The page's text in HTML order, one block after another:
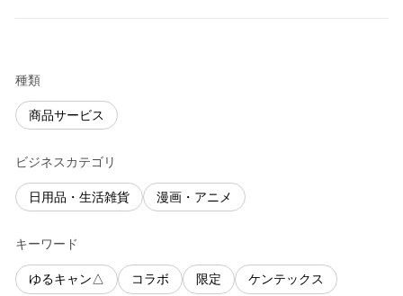
種類
商品サービス
ビジネスカテゴリ
日用品・生活雑貨 漫画・アニメ
キーワード
ゆるキャン△ コラボ 限定 ケンテックス